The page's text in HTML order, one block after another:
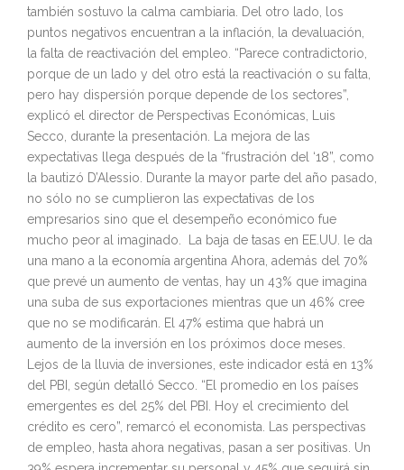
también sostuvo la calma cambiaria. Del otro lado, los
puntos negativos encuentran a la inflación, la devaluación,
la falta de reactivación del empleo. “Parece contradictorio,
porque de un lado y del otro está la reactivación o su falta,
pero hay dispersión porque depende de los sectores”,
explicó el director de Perspectivas Económicas, Luis
Secco, durante la presentación. La mejora de las
expectativas llega después de la “frustración del ‘18”, como
la bautizó D’Alessio. Durante la mayor parte del año pasado,
no sólo no se cumplieron las expectativas de los
empresarios sino que el desempeño económico fue
mucho peor al imaginado. La baja de tasas en EE.UU. le da
una mano a la economía argentina Ahora, además del 70%
que prevé un aumento de ventas, hay un 43% que imagina
una suba de sus exportaciones mientras que un 46% cree
que no se modificarán. El 47% estima que habrá un
aumento de la inversión en los próximos doce meses.
Lejos de la lluvia de inversiones, este indicador está en 13%
del PBI, según detalló Secco. “El promedio en los países
emergentes es del 25% del PBI. Hoy el crecimiento del
crédito es cero”, remarcó el economista. Las perspectivas
de empleo, hasta ahora negativas, pasan a ser positivas. Un